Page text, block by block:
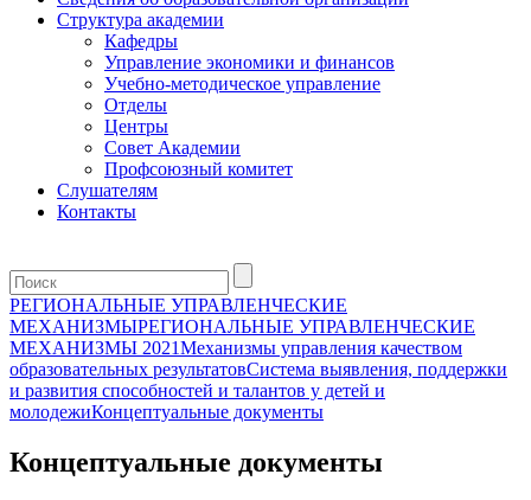
Структура академии
Кафедры
Управление экономики и финансов
Учебно-методическое управление
Отделы
Центры
Совет Академии
Профсоюзный комитет
Слушателям
Контакты
РЕГИОНАЛЬНЫЕ УПРАВЛЕНЧЕСКИЕ
МЕХАНИЗМЫРЕГИОНАЛЬНЫЕ УПРАВЛЕНЧЕСКИЕ
МЕХАНИЗМЫ 2021Механизмы управления качеством
образовательных результатовСистема выявления, поддержки
и развития способностей и талантов у детей и
молодежиКонцептуальные документы
Концептуальные документы